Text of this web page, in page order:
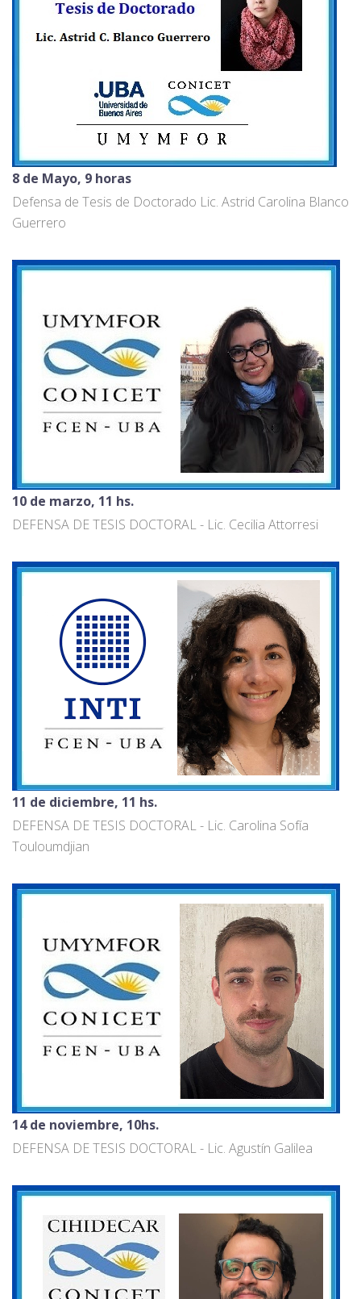
8 de Mayo, 9 horas
Defensa de Tesis de Doctorado Lic. Astrid Carolina Blanco
Guerrero
10 de marzo, 11 hs.
DEFENSA DE TESIS DOCTORAL - Lic. Cecilia Attorresi
11 de diciembre, 11 hs.
DEFENSA DE TESIS DOCTORAL - Lic. Carolina Sofía
Touloumdjian
14 de noviembre, 10hs.
DEFENSA DE TESIS DOCTORAL - Lic. Agustín Galilea